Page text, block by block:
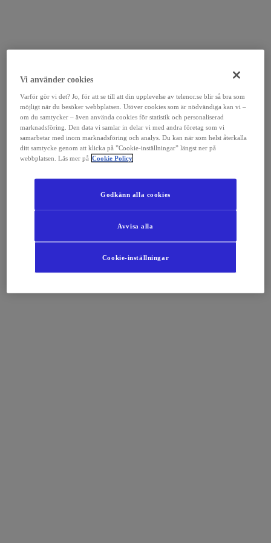
Vi använder cookies
Varför gör vi det? Jo, för att se till att din upplevelse av telenor.se blir så bra som
möjligt när du besöker webbplatsen. Utöver cookies som är nödvändiga kan vi –
om du samtycker – även använda cookies för statistik och personaliserad
marknadsföring. Den data vi samlar in delar vi med andra företag som vi
samarbetar med inom marknadsföring och analys. Du kan när som helst återkalla
ditt samtycke genom att klicka på ”Cookie-inställningar” längst ner på
webbplatsen. Läs mer på Cookie Policy
Cookie-inställningar
Avvisa alla
Godkänn alla cookies